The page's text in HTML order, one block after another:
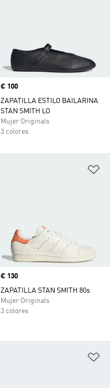
Precio
€ 100
ZAPATILLA ESTILO BAILARINA
STAN SMITH LO
Mujer Originals
3 colores
Precio
€ 130
ZAPATILLA STAN SMITH 80s
Mujer Originals
3 colores